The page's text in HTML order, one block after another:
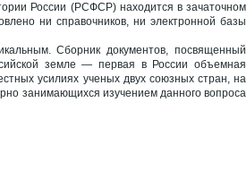
России (РСФСР) находится в зачаточном
ни справочников, ни электронной базы
Сборник документов, посвященный
земле — первая в России объемная
усилиях ученых двух союзных стран, на
занимающихся изучением данного вопроса